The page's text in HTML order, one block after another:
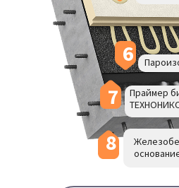
7
8
6
Праймер